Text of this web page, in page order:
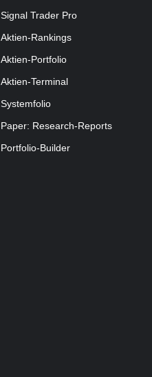
Signal Trader Pro
Aktien-Rankings
Aktien-Portfolio
Aktien-Terminal
Systemfolio
Paper: Research-Reports
Portfolio-Builder